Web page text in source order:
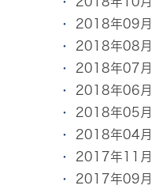
2018年09月
2018年08月
2018年07月
2018年06月
2018年05月
2018年04月
2017年11月
2017年09月